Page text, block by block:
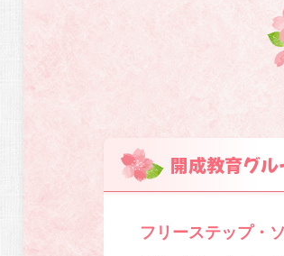
開成教育グ
フリーステップ・